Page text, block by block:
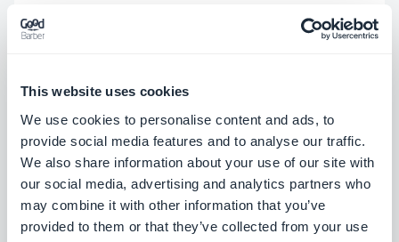
This website uses cookies
We use cookies to personalise content and ads, to
provide social media features and to analyse our traffic.
We also share information about your use of our site with
our social media, advertising and analytics partners who
may combine it with other information that you’ve
provided to them or that they’ve collected from your use
L’anecdote du jour: Nous avons eu le plaisir de
rencontrer Dominique Rottet, créateur de
l'application Mister Toony et déjà client chez